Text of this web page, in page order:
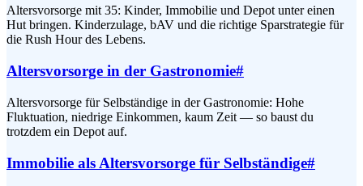
Altersvorsorge mit 35: Kinder, Immobilie und Depot unter einen
Hut bringen. Kinderzulage, bAV und die richtige Sparstrategie für
die Rush Hour des Lebens.
Altersvorsorge in der Gastronomie#
Altersvorsorge für Selbständige in der Gastronomie: Hohe
Fluktuation, niedrige Einkommen, kaum Zeit — so baust du
trotzdem ein Depot auf.
Immobilie als Altersvorsorge für Selbständige#